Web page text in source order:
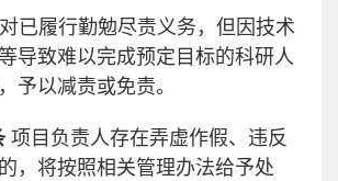
对已履行勤勉尽责义务，但因技术
导致难以完成预定目标的科研人
予以减责或免责。
项目负责人存在弄虚作假、违反
，将按照相关管理办法给予处